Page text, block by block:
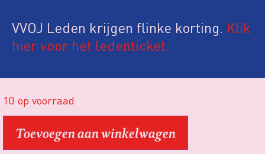
VVOJ Leden krijgen flinke korting. Klik
hier voor het ledenticket.
10 op voorraad
Toevoegen aan winkelwagen